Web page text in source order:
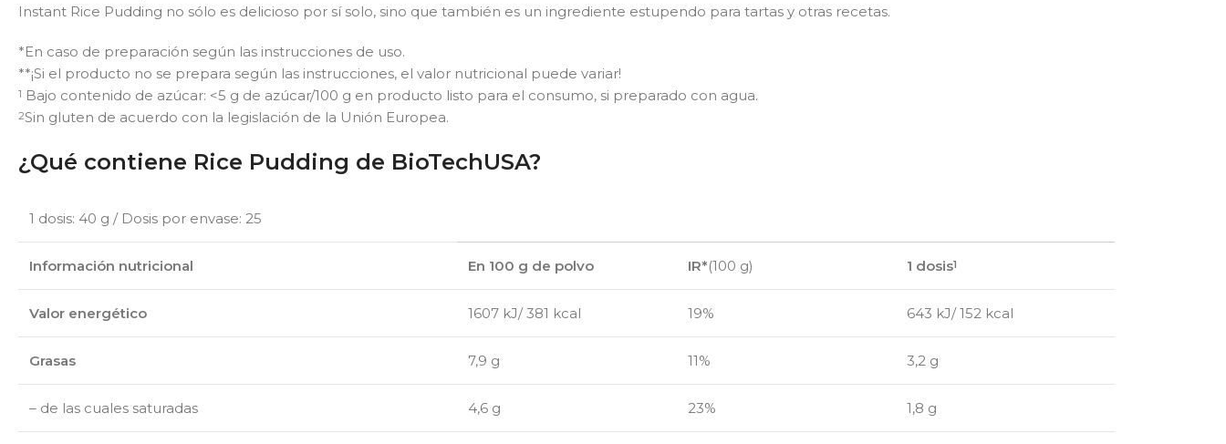
Instant Rice Pudding no sólo es delicioso por sí solo, sino que también es un ingrediente estupendo para tartas y otras recetas.
*En caso de preparación según las instrucciones de uso.
**¡Si el producto no se prepara según las instrucciones, el valor nutricional puede variar!
1 Bajo contenido de azúcar: <5 g de azúcar/100 g en producto listo para el consumo, si preparado con agua.
2Sin gluten de acuerdo con la legislación de la Unión Europea.
¿Qué contiene Rice Pudding de BioTechUSA?
1 dosis: 40 g / Dosis por envase: 25
Información nutricional En 100 g de polvo IR*(100 g) 1 dosis1
Valor energético 1607 kJ/ 381 kcal 19% 643 kJ/ 152 kcal
Grasas 7,9 g 11% 3,2 g
– de las cuales saturadas 4,6 g 23% 1,8 g